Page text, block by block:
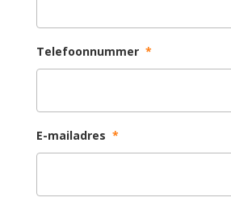
Telefoonnummer *
E-mailadres *